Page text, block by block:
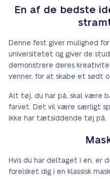
En af de bedste
Denne fest giver mulighed
universitetet og giver de
demonstrere deres
venner, for at skabe et sødt
Alt tøj, du har på, skal være
farvet. Det vil være særligt
ikke har tætsiddende tøj på.
Hvis du har deltaget i en, er
forelsket dig i en klassisk